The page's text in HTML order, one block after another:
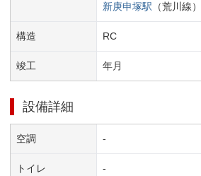
新庚申塚駅 （荒川線）
構造 RC
竣工 年月
設備詳細
空調 -
トイレ -